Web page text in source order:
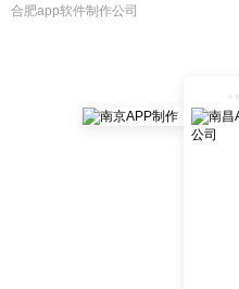
合肥app软件制作公司